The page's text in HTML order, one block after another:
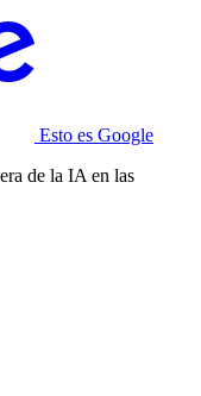
Esto es Google
de la IA en las